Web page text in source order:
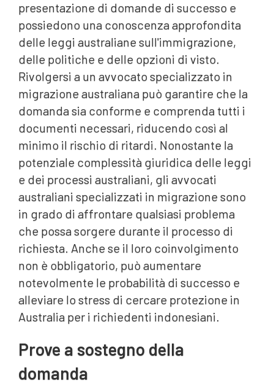
presentazione di domande di successo e
possiedono una conoscenza approfondita
delle leggi australiane sull'immigrazione,
delle politiche e delle opzioni di visto.
Rivolgersi a un avvocato specializzato in
migrazione australiana può garantire che la
domanda sia conforme e comprenda tutti i
documenti necessari, riducendo così al
minimo il rischio di ritardi. Nonostante la
potenziale complessità giuridica delle leggi
e dei processi australiani, gli avvocati
australiani specializzati in migrazione sono
in grado di affrontare qualsiasi problema
che possa sorgere durante il processo di
richiesta. Anche se il loro coinvolgimento
non è obbligatorio, può aumentare
notevolmente le probabilità di successo e
alleviare lo stress di cercare protezione in
Australia per i richiedenti indonesiani.
Prove a sostegno della
domanda